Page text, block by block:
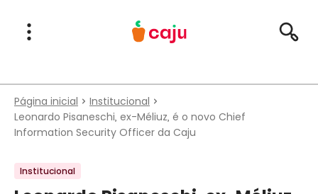
Menu Principal
Abrir Menu
Página inicial
Institucional
Leonardo Pisaneschi, ex-Méliuz, é o novo Chief
Information Security Officer da Caju
Institucional